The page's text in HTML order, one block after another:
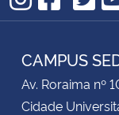
CAMPUS
Av. Roraima nº
Cidade